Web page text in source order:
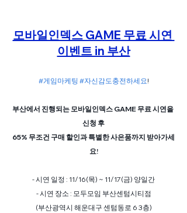
모바일인덱스 GAME 무료 시연
이벤트 in 부산
#게임마케팅 #자신감도충전하세요 !
부산에서 진행되는 모바일인덱스 GAME 무료 시연을
신청 후
65% 무조건 구매 할인과 특별한 사은품까지 받아가세
요!
- 시연 일정 : 11/16(목) ~ 11/17(금) 양일간
- 시연 장소 : 모두모임 부산센텀시티점
(부산광역시 해운대구 센텀동로 6 3층)